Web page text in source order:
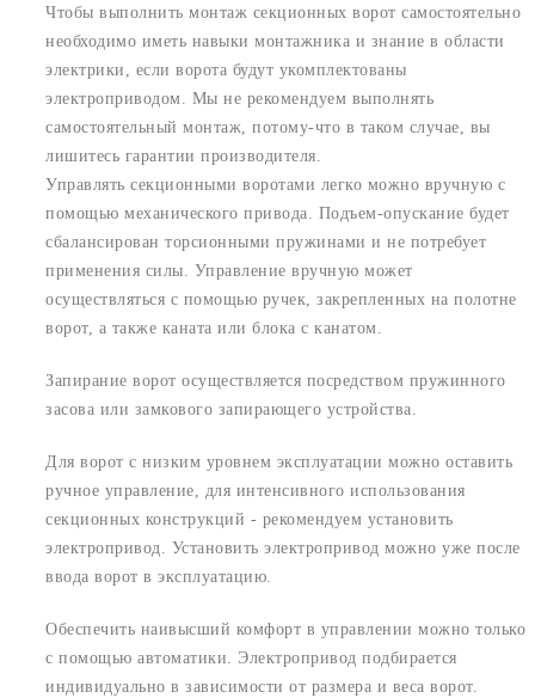
Чтобы выполнить монтаж секционных ворот самостоятельно
необходимо иметь навыки монтажника и знание в области
электрики, если ворота будут укомплектованы
электроприводом. Мы не рекомендуем выполнять
самостоятельный монтаж, потому-что в таком случае, вы
лишитесь гарантии производителя.
Управлять секционными воротами легко можно вручную с
помощью механического привода. Подъем-опускание будет
сбалансирован торсионными пружинами и не потребует
применения силы. Управление вручную может
осуществляться с помощью ручек, закрепленных на полотне
ворот, а также каната или блока с канатом.
Запирание ворот осуществляется посредством пружинного
засова или замкового запирающего устройства.
Для ворот с низким уровнем эксплуатации можно оставить
ручное управление, для интенсивного использования
секционных конструкций - рекомендуем установить
электропривод. Установить электропривод можно уже после
ввода ворот в эксплуатацию.
Обеспечить наивысший комфорт в управлении можно только
с помощью автоматики. Электропривод подбирается
индивидуально в зависимости от размера и веса ворот.